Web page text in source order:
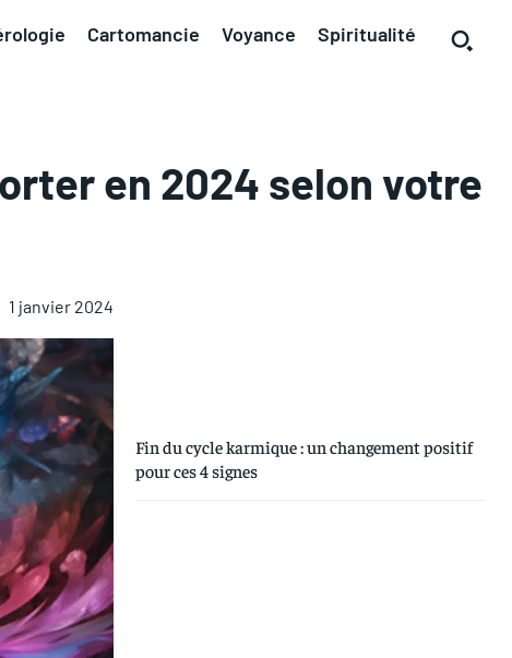
Cartomancie Voyance Spiritualité
en 2024 selon votre
1 janvier 2024
Fin du cycle karmique : un changement positif
pour ces 4 signes